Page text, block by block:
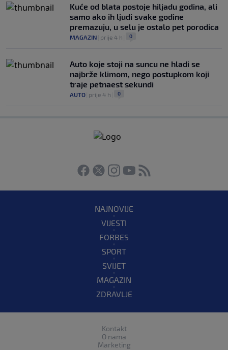
Kuće od blata postoje hiljadu godina, ali
samo ako ih ljudi svake godine
premazuju, u selu je ostalo pet porodica
MAGAZIN prije 4 h 0
Auto koje stoji na suncu ne hladi se
najbrže klimom, nego postupkom koji
traje petnaest sekundi
AUTO prije 4 h 0
NAJNOVIJE
VIJESTI
FORBES
SPORT
SVIJET
MAGAZIN
ZDRAVLJE
Kontakt
O nama
Marketing